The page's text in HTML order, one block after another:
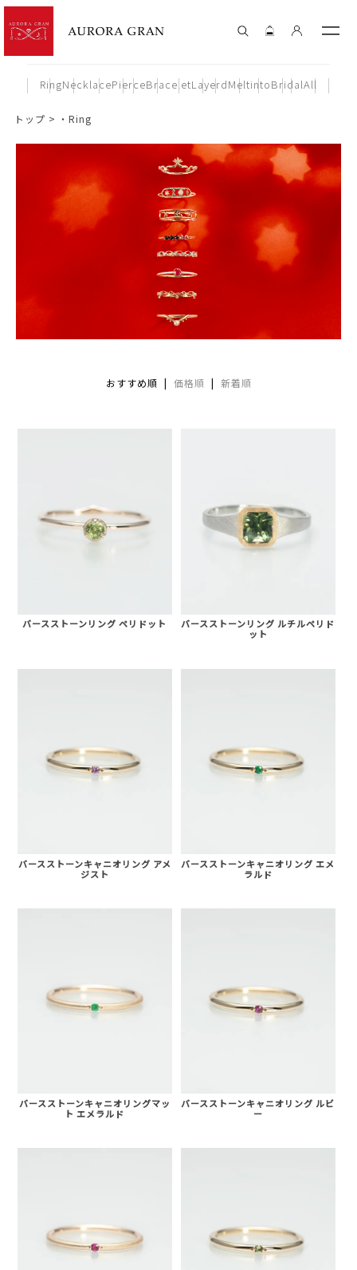
RingNecklacePierceBraceletLayerdMeltintoBridalAll
トップ ・Ring
おすすめ順 | 価格順 | 新着順
バースストーンリング ペリドット
バースストーンリング ルチルペリド
ット
バースストーンキャニオリング アメ
ジスト
バースストーンキャニオリング エメ
ラルド
バースストーンキャニオリングマッ
ト エメラルド
バースストーンキャニオリング ルビ
ー